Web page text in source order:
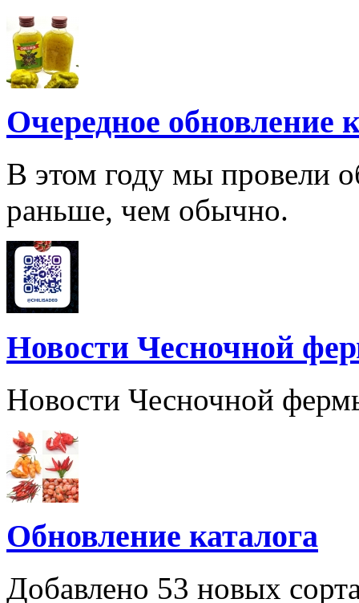
Очередное обновление
В этом году мы провели
раньше, чем обычно.
Новости Чесночной
Новости Чесночной
Обновление каталога
Добавлено 53 новых